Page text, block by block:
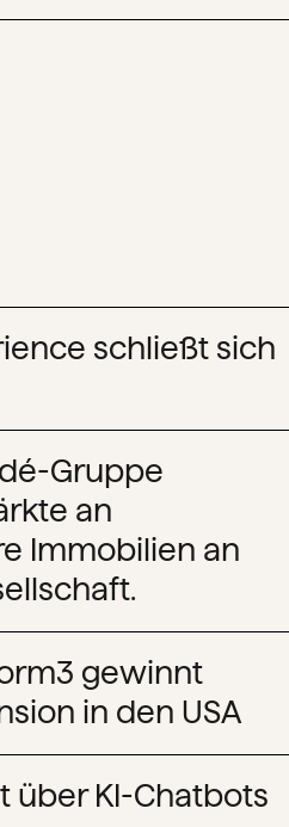
schließt sich
Gruppe
an
Immobilien an
gewinnt
in den USA
über KI-Chatbots